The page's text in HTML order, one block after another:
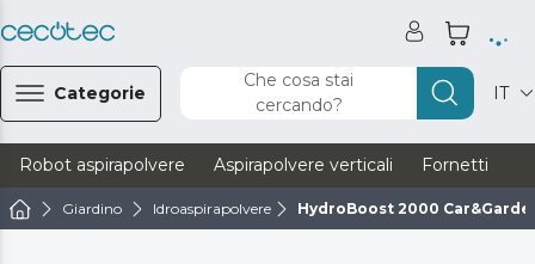
Categorie
Che cosa stai
cercando?
IT
Robot aspirapolvere Aspirapolvere verticali Fornetti
Giardino Idroaspirapolvere HydroBoost 2000